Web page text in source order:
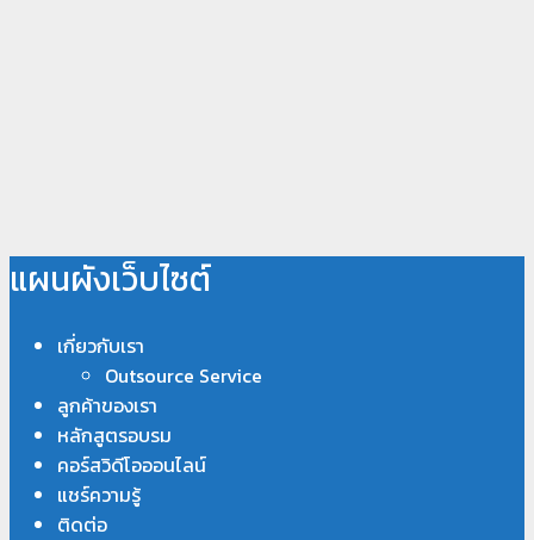
แผนผังเว็บไซต์
เกี่ยวกับเรา
Outsource Service
ลูกค้าของเรา
หลักสูตรอบรม
คอร์สวิดีโอออนไลน์
แชร์ความรู้
ติดต่อ